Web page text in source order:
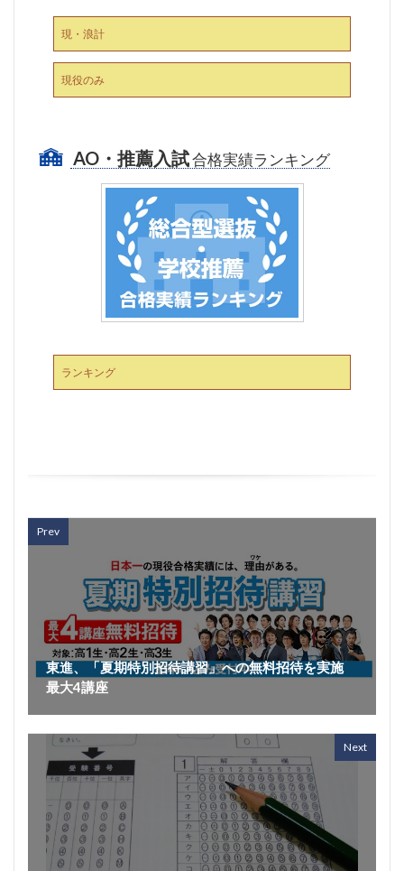
現・浪計
現役のみ
AO・推薦入試合格実績ランキング
ランキング
Prev
東進、「夏期特別招待講習」への無料招待を実施
最大4講座
Next